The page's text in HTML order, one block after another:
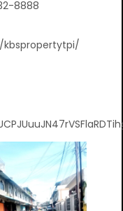
8888
kbspropertytpi/